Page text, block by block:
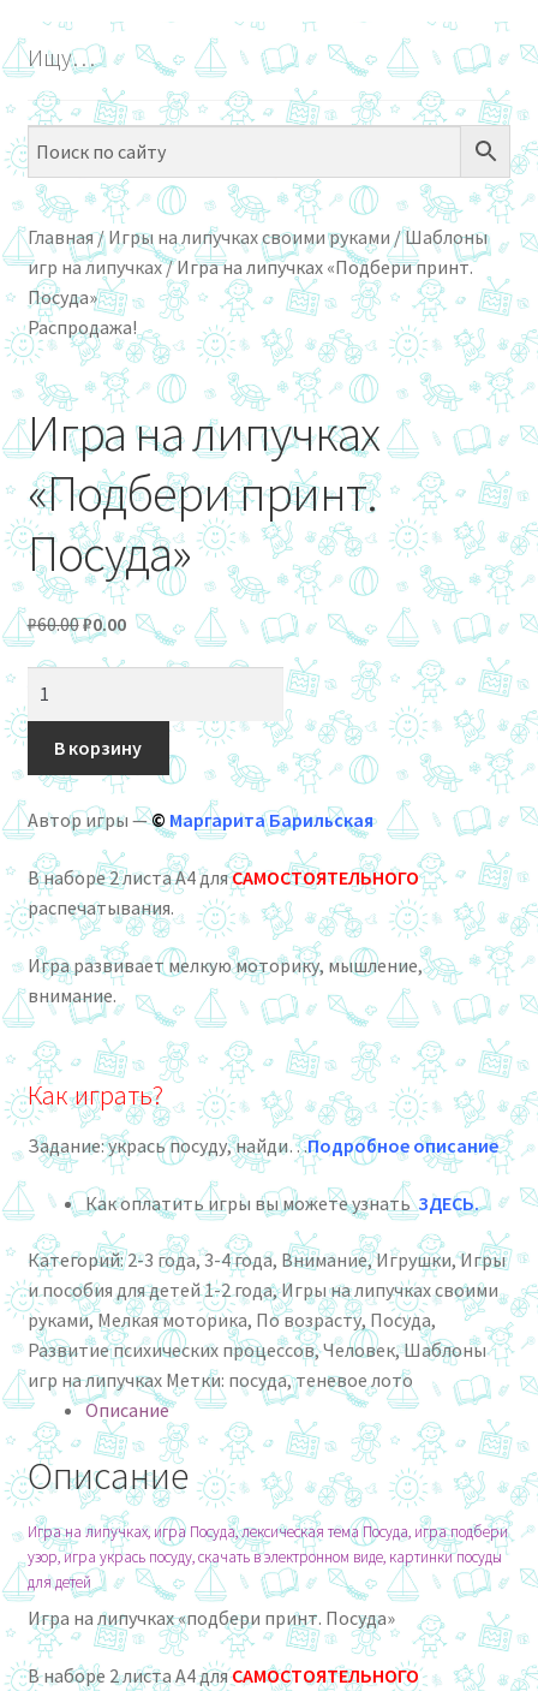
БЕСПЛАТНО
ПО ТЕМАМ
меню
ПО НАВЫКАМ
меню
ПО ВОЗРАСТУ
МЕТОДИКИ
меню
АРТ СТУДИЯ
меню
ИГРЫ НА ЛИПУЧКАХ
КОНТАКТЫ
Ищу…
Главная/Игры на липучках своими руками /Шаблоны
игр на липучках/Игра на липучках «Подбери принт.
Посуда»
Распродажа!
Игра на липучках
«Подбери принт.
Посуда»
₽60.00Первоначальная
цена
₽0.00Текущая
цена:
товара
Игра
на
липучках
«Подбери
принт.
Посуда»
В корзину
Автор игры —© Маргарита Барильская
В наборе 2 листа А4 дляСАМОСТОЯТЕЛЬНОГО
распечатывания.
Игра развивает мелкую моторику, мышление,
внимание.
Как играть?
Задание: укрась посуду, найди…Подробное описание
Как оплатить игры вы можете узнатьЗДЕСЬ.
Категорий:2-3 года,3-4 года, Внимание,Игрушки,Игры
и пособия для детей 1-2 года,Игры на липучках своими
руками,Мелкая моторика, По возрасту, Посуда,
Развитие психических процессов,Человек,Шаблоны
игр на липучках Метки: посуда,теневое лото
Описание
Описание
Игра на липучках, игра Посуда, лексическая тема Посуда, игра подбери
узор, игра укрась посуду, скачать в электронном виде, картинки посуды
для детей
Игра на липучках «подбери принт. Посуда»
В наборе 2 листа А4 дляСАМОСТОЯТЕЛЬНОГО